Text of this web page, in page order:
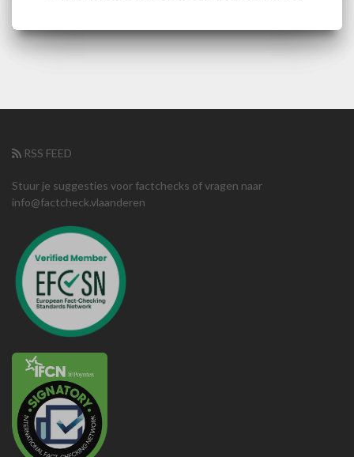
RSS FEED
Stuur je suggesties voor factchecks of vragen naar
info@factcheck.vlaanderen